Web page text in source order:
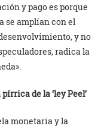
y pago es porque
se amplían con el
y no
radica la
de la ‘ley Peel’
monetaria y la